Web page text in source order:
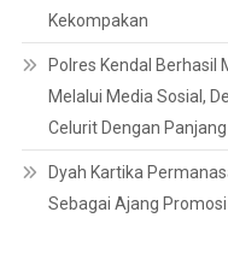
Kekompakan
Polres Kendal Berhasil
Melalui Media Sosial,
Celurit Dengan
Dyah Kartika
Sebagai Ajang